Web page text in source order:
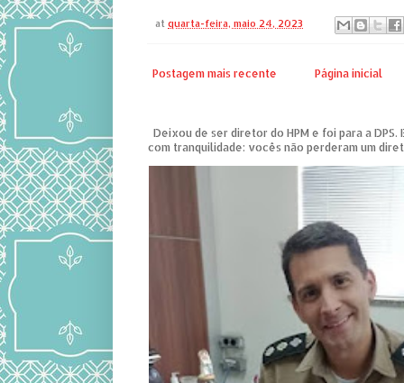
atquarta-feira, maio 24, 2023
Postagem mais recente Página inicial
Deixou de ser diretor do HPM e foi para a DPS.
com tranquilidade: vocês não perderam um